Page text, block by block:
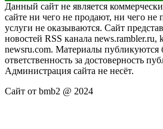
Данный сайт не является
сайте ни чего не продают, ни чего не
услуги не оказываются. Сайт
новостей RSS канала news.rambler.ru,
newsru.com. Материалы публикуются
ответственность за достоверность
Администрация сайта не несёт.
Сайт от bmb2 @ 2024